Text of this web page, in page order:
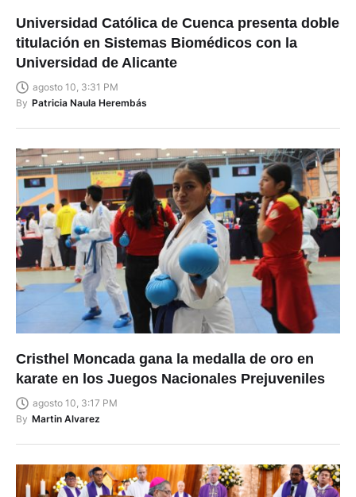
Universidad Católica de Cuenca presenta doble
titulación en Sistemas Biomédicos con la
Universidad de Alicante
agosto 10, 3:31 PM
By Patricia Naula Herembás
Cristhel Moncada gana la medalla de oro en
karate en los Juegos Nacionales Prejuveniles
agosto 10, 3:17 PM
By Martin Alvarez